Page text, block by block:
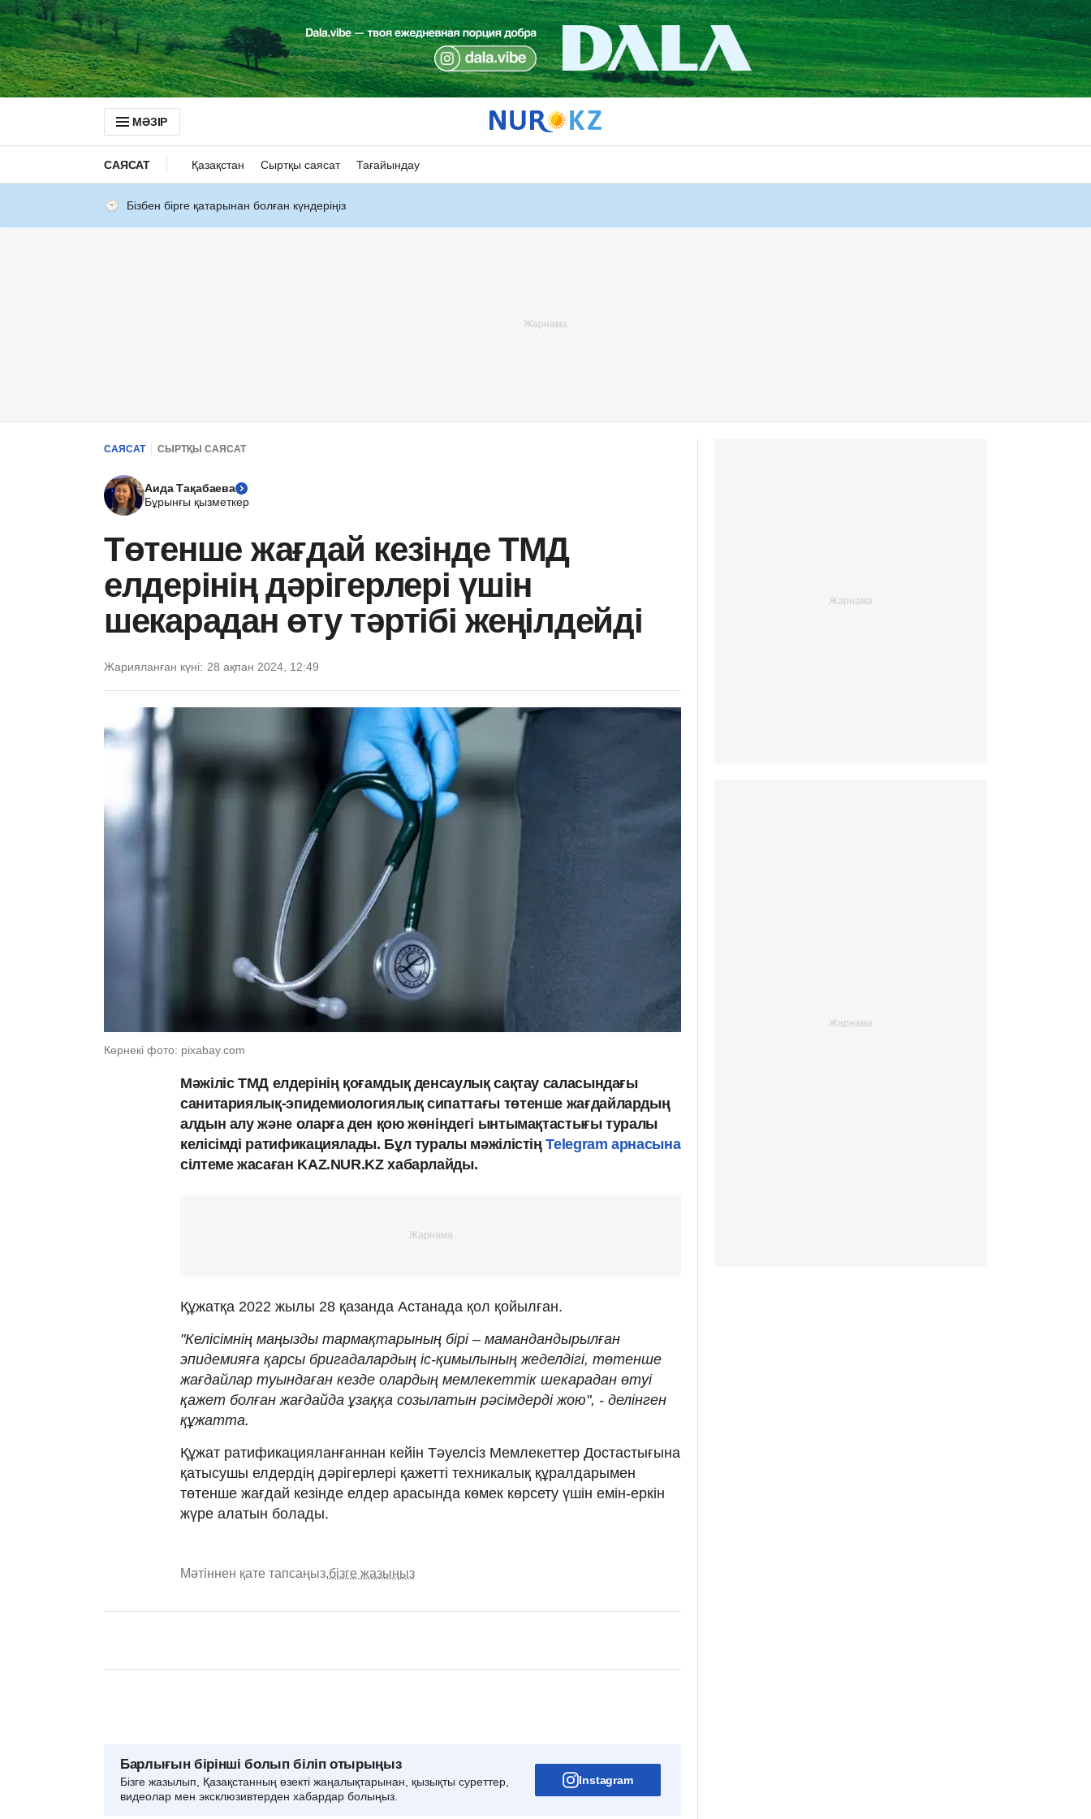
МӘЗІР
САЯСАТ Қазақстан Сыртқы саясат Тағайындау
Бізбен бірге қатарынан болған күндеріңіз
САЯСАТ СЫРТҚЫ САЯСАТ
Аида Тақабаева
Бұрынғы қызметкер
Төтенше жағдай кезінде ТМД
елдерінің дәрігерлері үшін
шекарадан өту тәртібі жеңілдейді
Жарияланған күні: 28 ақпан 2024, 12:49
Көрнекі фото: pixabay.com
Мәжіліс ТМД елдерінің қоғамдық денсаулық сақтау саласындағы
санитариялық-эпидемиологиялық сипаттағы төтенше жағдайлардың
алдын алу және оларға ден қою жөніндегі ынтымақтастығы туралы
келісімді ратификациялады. Бұл туралы мәжілістіңTelegram арнасына
сілтеме жасаған KAZ.NUR.KZ хабарлайды.
Құжатқа 2022 жылы 28 қазанда Астанада қол қойылған.
"Келісімнің маңызды тармақтарының бірі – мамандандырылған
эпидемияға қарсы бригадалардың іс-қимылының жеделдігі, төтенше
жағдайлар туындаған кезде олардың мемлекеттік шекарадан өтуі
қажет болған жағдайда ұзаққа созылатын рәсімдерді жою", - делінген
құжатта.
Құжат ратификацияланғаннан кейін Тәуелсіз Мемлекеттер Достастығына
қатысушы елдердің дәрігерлері қажетті техникалық құралдарымен
төтенше жағдай кезінде елдер арасында көмек көрсету үшін емін-еркін
жүре алатын болады.
Мәтіннен қате тапсаңыз,бізге жазыңыз
Барлығын бірінші болып біліп отырыңыз
Бізге жазылып, Қазақстанның өзекті жаңалықтарынан, қызықты суреттер,
видеолар мен эксклюзивтерден хабардар болыңыз.
Instagram